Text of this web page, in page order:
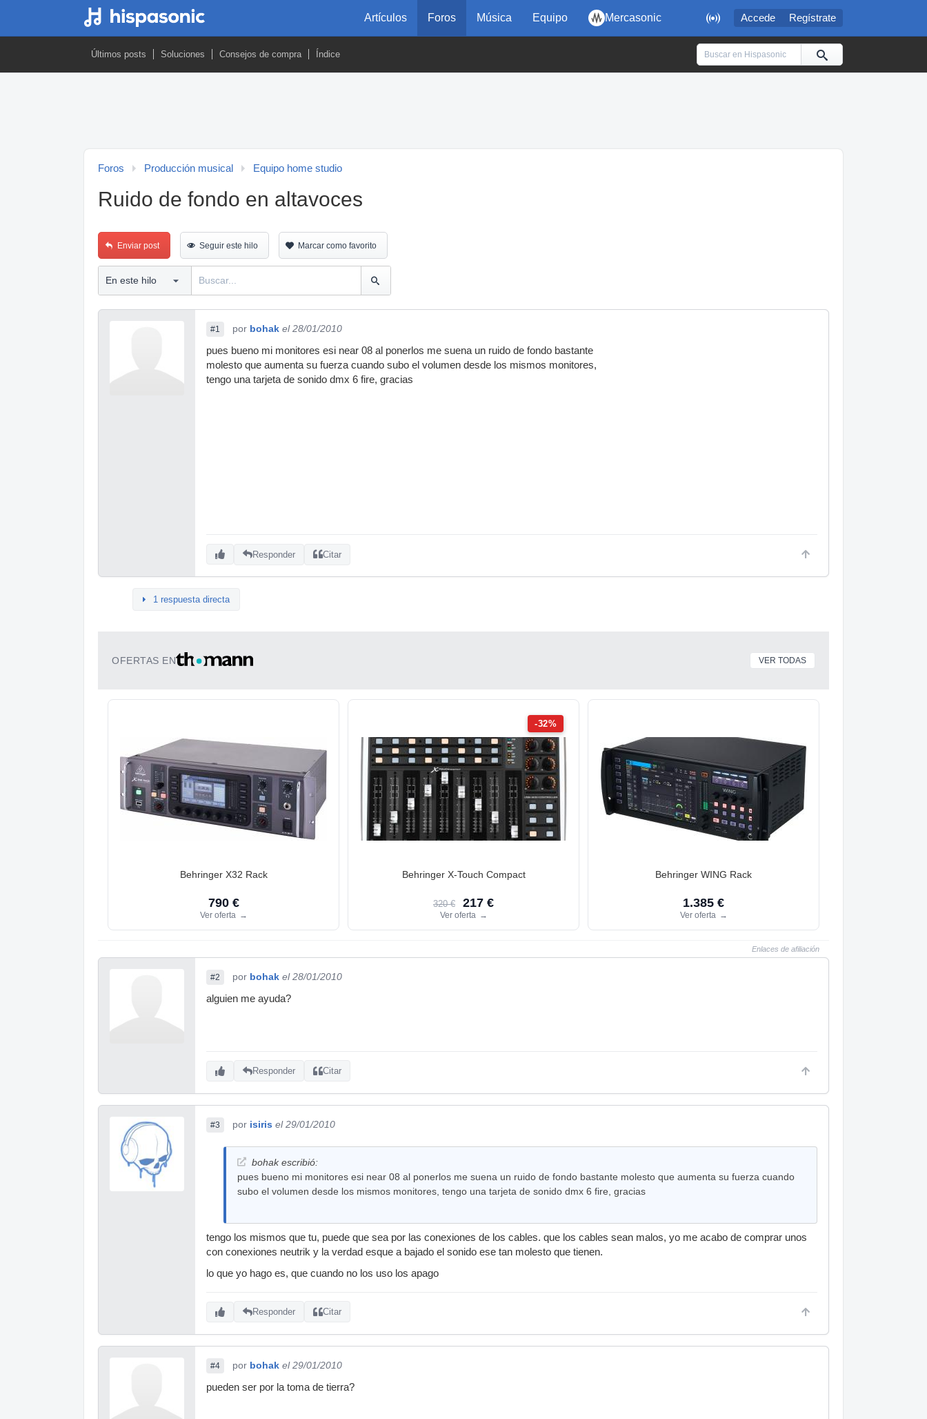
 Accede Regístrate
Artículos Foros Música Equipo Mercasonic
Últimos posts Soluciones Consejos de compra Índice
Foros Producción musical Equipo home studio
Ruido de fondo en altavoces
Enviar post Seguir este hilo Marcar como favorito
#1 por bohak el 28/01/2010
pues bueno mi monitores esi near 08 al ponerlos me suena un ruido de fondo bastante
molesto que aumenta su fuerza cuando subo el volumen desde los mismos monitores,
tengo una tarjeta de sonido dmx 6 fire, gracias
Responder Citar
1 respuesta directa
OFERTAS EN VER TODAS
Behringer X32 Rack
790 €
Ver oferta →
-32%
Behringer X-Touch Compact
320 € 217 €
Ver oferta →
Behringer WING Rack
1.385 €
Ver oferta →
Enlaces de afiliación
#2 por bohak el 28/01/2010
alguien me ayuda?
Responder Citar
#3 por isiris el 29/01/2010
bohak escribió:
pues bueno mi monitores esi near 08 al ponerlos me suena un ruido de fondo bastante molesto que aumenta su fuerza cuando
subo el volumen desde los mismos monitores, tengo una tarjeta de sonido dmx 6 fire, gracias
tengo los mismos que tu, puede que sea por las conexiones de los cables. que los cables sean malos, yo me acabo de comprar unos
con conexiones neutrik y la verdad esque a bajado el sonido ese tan molesto que tienen.
lo que yo hago es, que cuando no los uso los apago
Responder Citar
#4 por bohak el 29/01/2010
pueden ser por la toma de tierra?